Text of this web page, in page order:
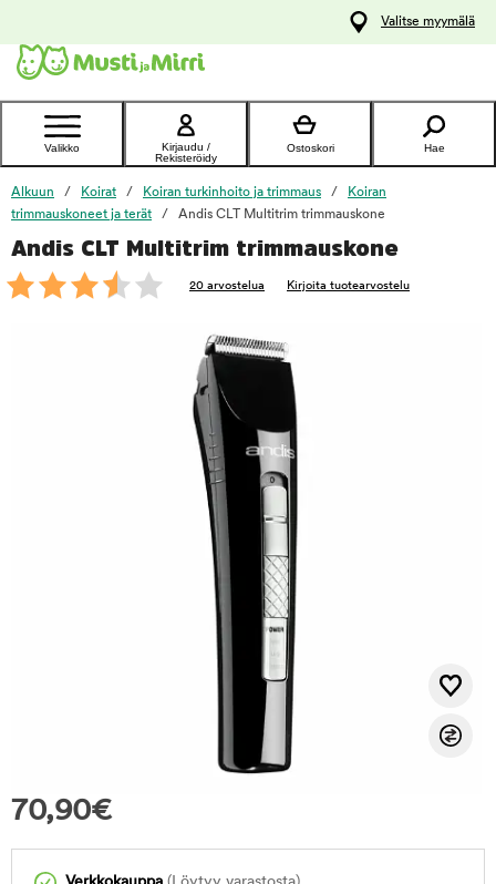
Ota yhteyttä
asiakaspalveluun
Valitse myymälä
Valikko
Kirjaudu /
Rekisteröidy
Ostoskori Hae
Alkuun Koirat Koiran turkinhoito ja trimmaus
Koiran
trimmauskoneet ja terät
Andis CLT Multitrim trimmauskone
Andis CLT Multitrim trimmauskone
20 arvostelua Kirjoita tuotearvostelu
70,90€
foo